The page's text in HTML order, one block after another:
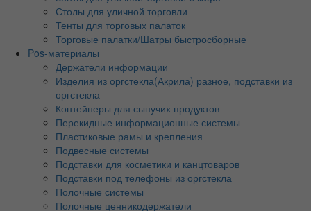
Столы для уличной торговли
Тенты для торговых палаток
Торговые палатки/Шатры быстросборные
Pos-материалы
Держатели информации
Изделия из оргстекла(Акрила) разное, подставки из
оргстекла
Контейнеры для сыпучих продуктов
Перекидные информационные системы
Пластиковые рамы и крепления
Подвесные системы
Подставки для косметики и канцтоваров
Подставки под телефоны из оргстекла
Полочные системы
Полочные ценникодержатели